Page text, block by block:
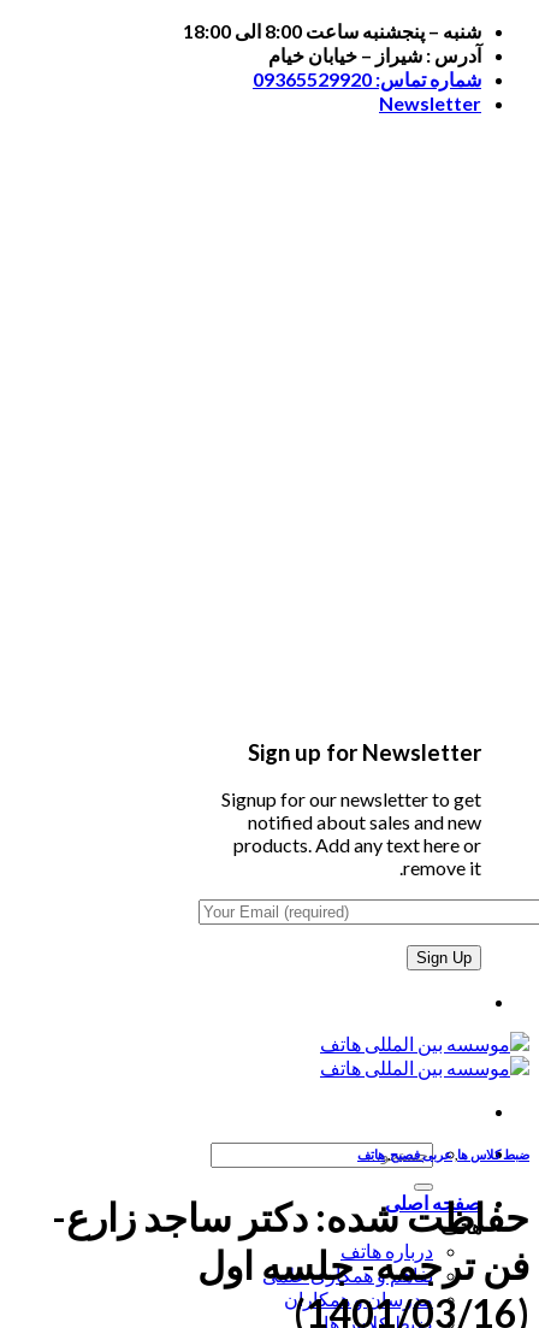
Skip
content
شنبه – پنجشنبه ساعت 8:00 الی 18:00
آدرس : شیراز – خیابان خیام
شماره تماس: 09365529920
Newsletter
Sign up for Newsletter
Signup for our newsletter to get
notified about sales and new
products. Add any text here or
remove it.
جستجو
صفحه اصلی
هاتف
درباره هاتف
تفاهم و همکاری علمی
مدرسان و همکاران
ضبط کلاس ها
ضبط کلاس ها ,عربی فصیح,هاتف
حفاظت شده: دکتر ساجد زارع-
فن ترجمه- جلسه اول
(1401/03/16)